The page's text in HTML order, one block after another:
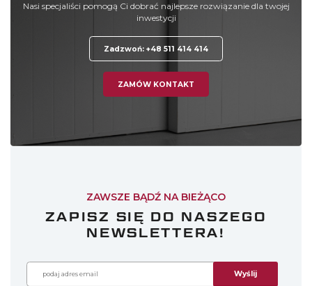
Nasi specjaliści pomogą Ci dobrać najlepsze rozwiązanie dla twojej
inwestycji
Zadzwoń: +48 511 414 414
ZAMÓW KONTAKT
ZAWSZE BĄDŹ NA BIEŻĄCO
ZAPISZ SIĘ DO NASZEGO
NEWSLETTERA!
Wyślij